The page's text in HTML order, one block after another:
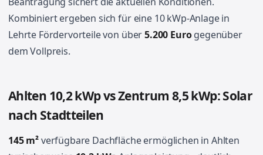
Kombiniert ergeben sich für eine 10 kWp-Anlage in
Lehrte Fördervorteile von über5.200 Eurogegenüber
dem Vollpreis.
Ahlten 10,2 kWp vs Zentrum 8,5 kWp: Solar
nach Stadtteilen
145 m²verfügbare Dachfläche ermöglichen in Ahlten